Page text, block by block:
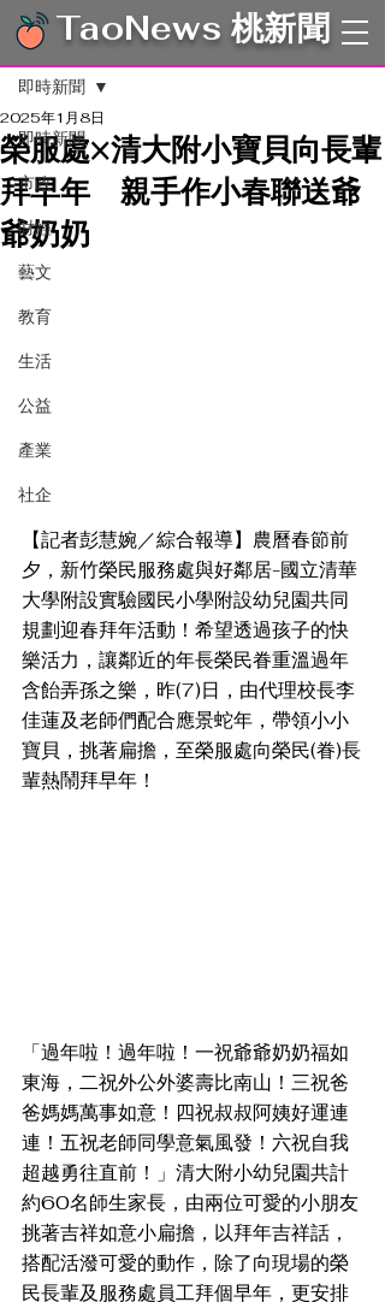
TaoNews 桃新聞
文章
即時新聞
市政
財經
藝文
教育
生活
公益
產業
社企
即時新聞
榮服處×清大附小寶貝向長輩
拜早年 親手作小春聯送爺
爺奶奶
2025年1月8日
【記者彭慧婉／綜合報導】農曆春節前
夕，新竹榮民服務處與好鄰居-國立清華
大學附設實驗國民小學附設幼兒園共同
規劃迎春拜年活動！希望透過孩子的快
樂活力，讓鄰近的年長榮民眷重溫過年
含飴弄孫之樂，昨(7)日，由代理校長李
佳蓮及老師們配合應景蛇年，帶領小小
寶貝，挑著扁擔，至榮服處向榮民(眷)長
輩熱鬧拜早年！
「過年啦！過年啦！一祝爺爺奶奶福如
東海，二祝外公外婆壽比南山！三祝爸
爸媽媽萬事如意！四祝叔叔阿姨好運連
連！五祝老師同學意氣風發！六祝自我
超越勇往直前！」清大附小幼兒園共計
約60名師生家長，由兩位可愛的小朋友
挑著吉祥如意小扁擔，以拜年吉祥話，
搭配活潑可愛的動作，除了向現場的榮
民長輩及服務處員工拜個早年，更安排